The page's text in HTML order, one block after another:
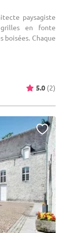
paysagiste
en fonte
boisées. Chaque
5.0 (2)